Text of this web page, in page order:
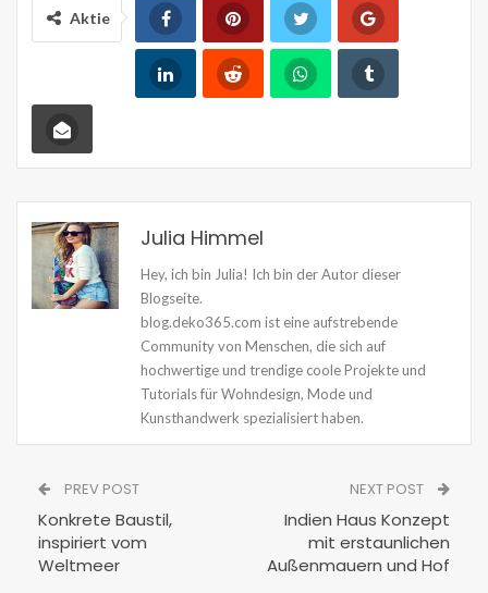
Aktie
Julia Himmel
Hey, ich bin Julia! Ich bin der Autor dieser
Blogseite.
blog.deko365.com ist eine aufstrebende
Community von Menschen, die sich auf
hochwertige und trendige coole Projekte und
Tutorials für Wohndesign, Mode und
Kunsthandwerk spezialisiert haben.
PREV POST
Konkrete Baustil,
inspiriert vom
Weltmeer
NEXT POST
Indien Haus Konzept
mit erstaunlichen
Außenmauern und Hof